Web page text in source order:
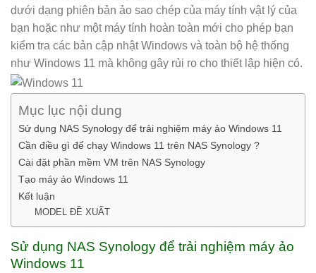
dưới dạng phiên bản ảo sao chép của máy tính vật lý của
bạn hoặc như một máy tính hoàn toàn mới cho phép bạn
kiểm tra các bản cập nhật Windows và toàn bộ hệ thống
như Windows 11 mà không gây rủi ro cho thiết lập hiện có.
Mục lục nội dung
Sử dụng NAS Synology để trải nghiệm máy ảo Windows 11
Cần điều gì để chạy Windows 11 trên NAS Synology ?
Cài đặt phần mềm VM trên NAS Synology
Tạo máy ảo Windows 11
Kết luận
MODEL ĐỀ XUẤT
Sử dụng NAS Synology để trải nghiệm máy ảo
Windows 11